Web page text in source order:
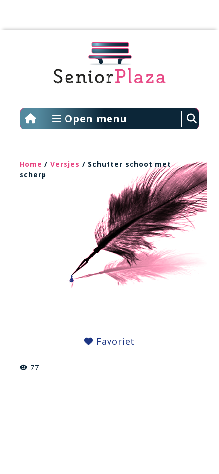
Open menu
Home / Versjes / Schutter schoot met
scherp
Favoriet
77